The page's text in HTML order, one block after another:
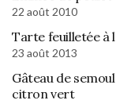
22 août 2010
Tarte feuilletée à
23 août 2013
Gâteau de
citron vert